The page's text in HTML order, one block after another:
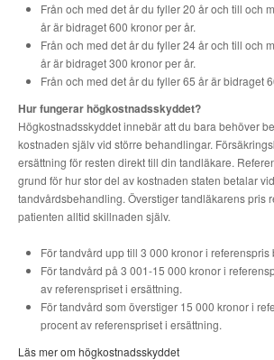
Från och med det år du fyller 20 år och till och
år är bidraget 600 kronor per år.
Från och med det år du fyller 24 år och till och
år är bidraget 300 kronor per år.
Från och med det år du fyller 65 år är bidraget
Hur fungerar högkostnadsskyddet?
Högkostnadsskyddet innebär att du bara behöver
kostnaden själv vid större behandlingar.
ersättning för resten direkt till din tandläkare.
grund för hur stor del av kostnaden staten betalar
tandvårdsbehandling. Överstiger tandläkarens pris
patienten alltid skillnaden själv.
För tandvård upp till 3 000 kronor i referenspris
För tandvård på 3 001-15 000 kronor i
av referenspriset i ersättning.
För tandvård som överstiger 15 000 kronor i
procent av referenspriset i ersättning.
Läs mer om högkostnadsskyddet